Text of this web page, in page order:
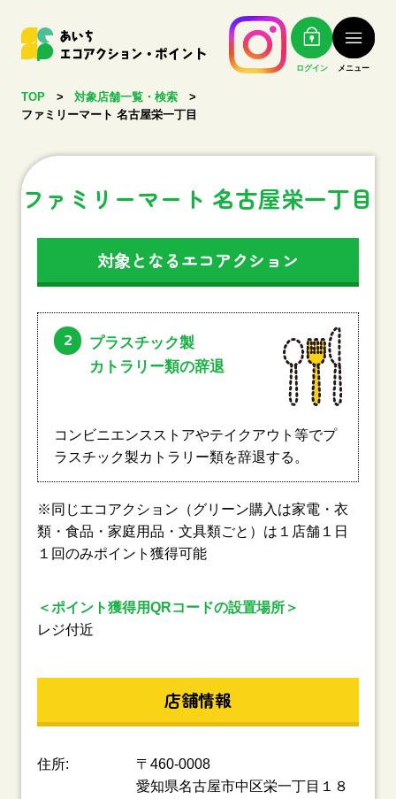
ログイン メニュー
TOP > 対象店舗一覧・検索
>
ファミリーマート 名古屋栄一丁目
ファミリーマート 名古屋栄一丁目
対象となるエコアクション
2
プラスチック製
カトラリー類の辞退
コンビニエンスストアやテイクアウト等でプ
ラスチック製カトラリー類を辞退する。
※同じエコアクション（グリーン購入は家電・衣
類・食品・家庭用品・文具類ごと）は１店舗１日
１回のみポイント獲得可能
＜ポイント獲得用QRコードの設置場所＞
レジ付近
店舗情報
住所:
〒460-0008
愛知県名古屋市中区栄一丁目１８